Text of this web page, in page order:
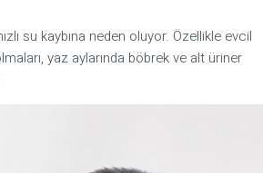
su kaybına neden oluyor. Özellikle evcil
yaz aylarında böbrek ve alt üriner